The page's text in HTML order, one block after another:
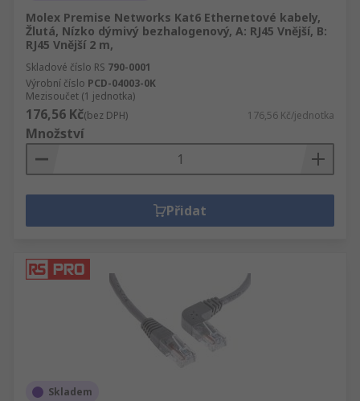
Molex Premise Networks Kat6 Ethernetové kabely,
Žlutá, Nízko dýmivý bezhalogenový, A: RJ45 Vnější, B:
RJ45 Vnější 2 m,
Skladové číslo RS 790-0001
Výrobní číslo PCD-04003-0K
Mezisoučet (1 jednotka)
176,56 Kč(bez DPH) 176,56 Kč/jednotka
Množství
Přidat
Skladem